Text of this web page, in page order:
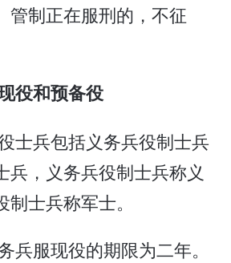
管制正在服刑的，不征
役和预备役
士兵包括义务兵役制士兵
兵，义务兵役制士兵称义
士兵称军士。
兵服现役的期限为二年。